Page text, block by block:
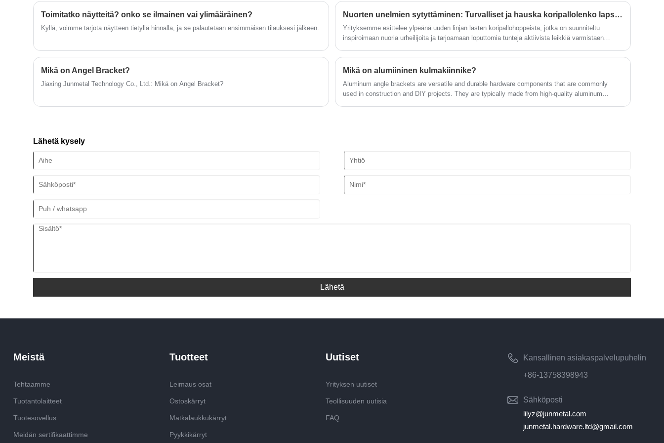
tilauksen.
pehmeästi rullaavat pyörät tarjoavat
helpon ohjattavuuden, ja ergonominen
kahva lisää käyttömukavuutta.
Ihanteellinen supermarketeissa ja
vähittäiskaupoissa, Standard Shopping
Trolleys Cart -kärryssä lastenistuin
yhdistää mukavuuden ja turvallisuuden
kustannustehokas menetelmä monimutkaisten ja tarkkojen osien valmistamiseksi, joilla on
korkea lujuus ja kestävyys.
elektronisia koteloita tai laitekokoonpanoja, leimauskomponentit on suunniteltu vastaamaan
tarkkoja ulottuvuustoleransseja säilyttäen samalla rakenteellisen eheyden.
Toimitatko näytteitä? onko se ilmainen vai ylimääräinen?
Kyllä, voimme tarjota näytteen tietyllä hinnalla, ja se palautetaan ensimmäisen tilauksesi jälkeen.
Nuorten unelmien sytyttäminen: Turvalliset ja hauska koripallolenko lapsille
Yrityksemme esittelee ylpeänä uuden linjan lasten koripallohoppeista, jotka on suunniteltu
inspiroimaan nuoria urheilijoita ja tarjoamaan loputtomia tunteja aktiivista leikkiä varmistaen
Mikä on Angel Bracket?
Jiaxing Junmetal Technology Co., Ltd.: Mikä on Angel Bracket?
Mikä on alumiininen kulmakiinnike?
Aluminum angle brackets are versatile and durable hardware components that are commonly
used in construction and DIY projects. They are typically made from high-quality aluminum
Lähetä kysely
Lähetä
Kansallinen asiakaspalvelupuhelin
+86-13758398943
Sähköposti
lilyz@junmetal.com
junmetal.hardware.ltd@gmail.com
Meistä
Tehtaamme
Tuotantolaitteet
Tuotesovellus
Meidän sertifikaattimme
Tuotteet
Leimaus osat
Ostoskärryt
Matkalaukkukärryt
Pyykkikärryt
Uutiset
Yrityksen uutiset
Teollisuuden uutisia
FAQ